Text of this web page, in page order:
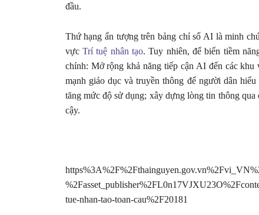
đầu.
Thứ hạng ấn tượng trên bảng chỉ số AI là minh
vực Trí tuệ nhân tạo. Tuy nhiên, để biến tiềm
chính: Mở rộng khả năng tiếp cận AI đến các
mạnh giáo dục và truyền thông để người dân
tăng mức độ sử dụng; xây dựng lòng tin thông
cậy.
tue-nhan-tao-toan-cau%2F20181